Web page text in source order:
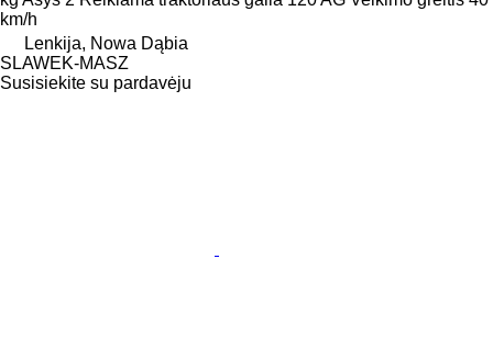
km/h
Lenkija, Nowa Dąbia
SLAWEK-MASZ
Susisiekite su pardavėju